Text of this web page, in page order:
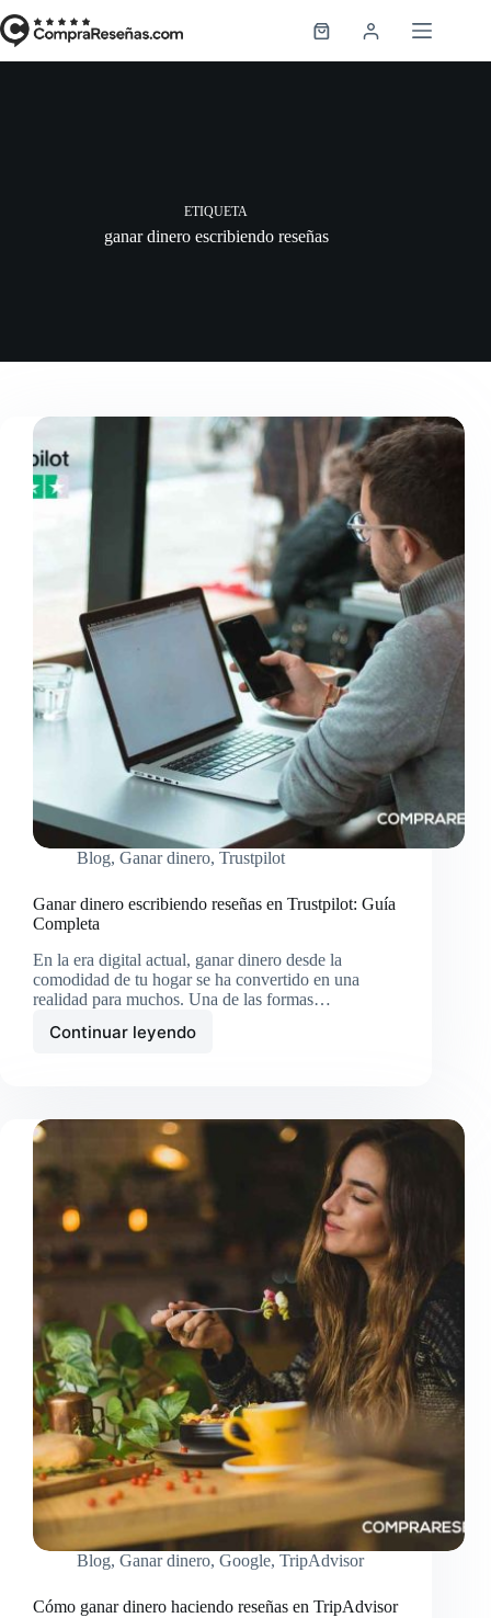
al
contenido
Carro
de
ETIQUETA
ganar dinero escribiendo reseñas
Blog, Ganar dinero, Trustpilot
Ganar dinero escribiendo reseñas en Trustpilot: Guía
Completa
En la era digital actual, ganar dinero desde la
comodidad de tu hogar se ha convertido en una
realidad para muchos. Una de las formas…
Continuar leyendo
Ganar
en
Trustpilot:
Guía
Completa
Blog, Ganar dinero, Google, TripAdvisor
Cómo ganar dinero haciendo reseñas en TripAdvisor